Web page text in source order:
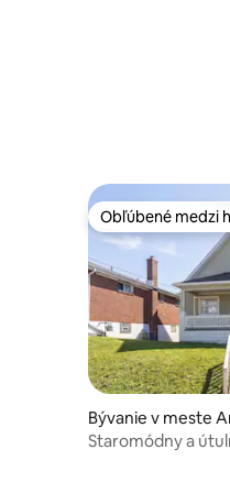
Obľúbené medzi
Obľúbené medzi
Bývanie v meste
Staromódny a